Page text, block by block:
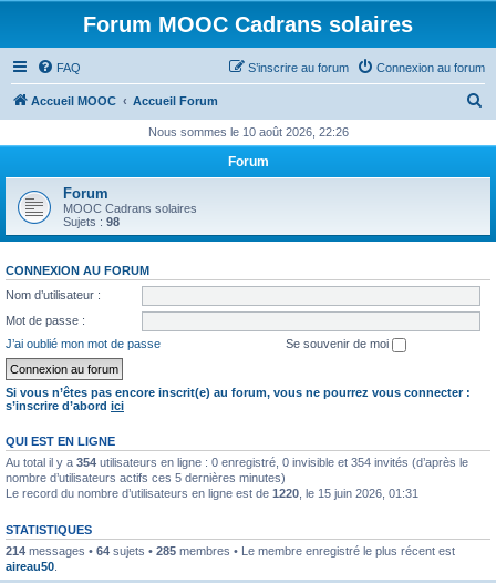
Forum MOOC Cadrans solaires
FAQ Connexion au forum
S’inscrire au forum
Accueil MOOC Accueil Forum
h
r
Nous sommes le 10 août 2026, 22:26
Forum
Forum
MOOC Cadrans solaires
Sujets : 98
CONNEXION AU FORUM
Nom d’utilisateur :
Mot de passe :
J’ai oublié mon mot de passe
Se souvenir de moi
Si vous n’êtes pas encore inscrit(e) au forum, vous ne pourrez vous connecter :
s’inscrire d’abord ici
QUI EST EN LIGNE
Au total il y a 354 utilisateurs en ligne : 0 enregistré, 0 invisible et 354 invités (d’après le
nombre d’utilisateurs actifs ces 5 dernières minutes)
Le record du nombre d’utilisateurs en ligne est de 1220 , le 15 juin 2026, 01:31
STATISTIQUES
214 messages • 64 sujets • 285 membres • Le membre enregistré le plus récent est
aireau50